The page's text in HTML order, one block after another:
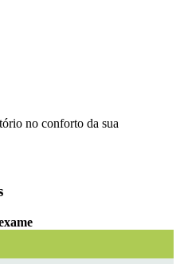
no conforto da sua